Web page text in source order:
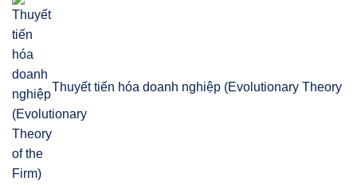
Thuyết tiến hóa doanh nghiệp (Evolutionary Theory